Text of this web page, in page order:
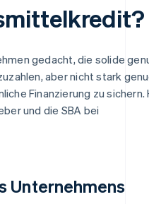
gedacht, die solide
aber nicht stark
Finanzierung zu sichern.
und die SBA bei
Unternehmens